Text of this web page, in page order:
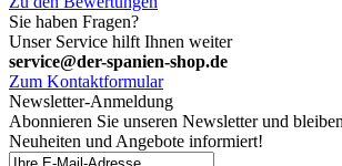
Sie haben Fragen?
Unser Service hilft Ihnen weiter
service@der-spanien-shop.de
Zum Kontaktformular
Newsletter-Anmeldung
Abonnieren Sie unseren Newsletter und
Neuheiten und Angebote informiert!